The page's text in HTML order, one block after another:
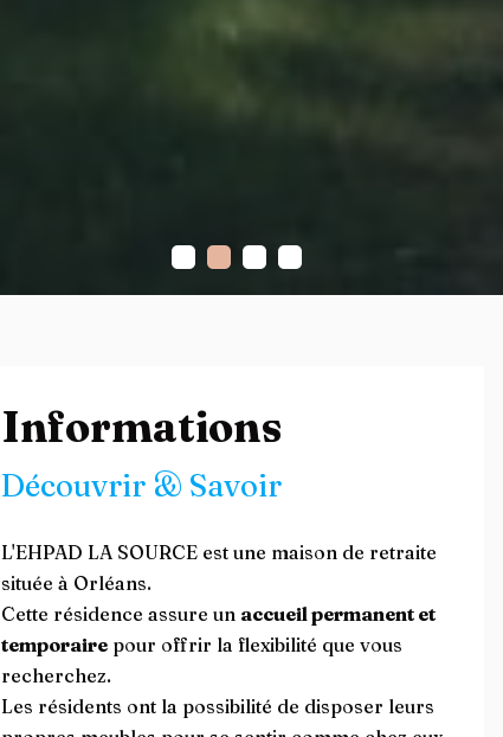
Informations
Découvrir & Savoir
L'EHPAD LA SOURCE est une maison de retraite
située à Orléans.
Cette résidence assure un accueil permanent et
temporaire pour offrir la flexibilité que vous
recherchez.
Les résidents ont la possibilité de disposer leurs